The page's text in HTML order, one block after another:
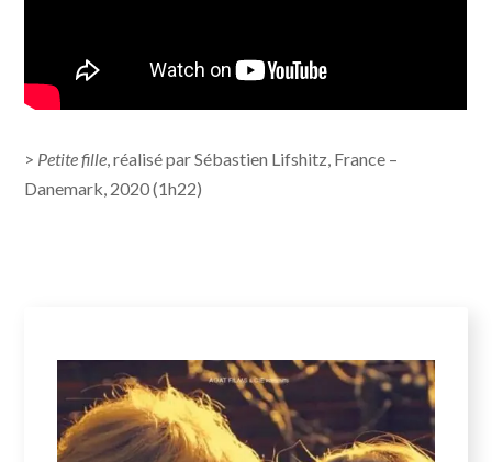
> Petite fille , réalisé par Sébastien Lifshitz, France –
Danemark, 2020 (1h22)